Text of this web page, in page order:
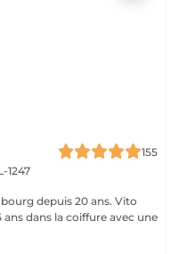
155
1247
depuis 20 ans. Vito
dans la coiffure avec une